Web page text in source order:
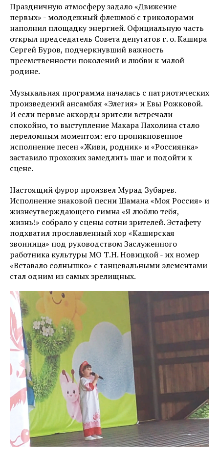
Праздничную атмосферу задало «Движение
первых» - молодежный флешмоб с триколорами
наполнил площадку энергией. Официальную часть
открыл председатель Совета депутатов г. о. Кашира
Сергей Буров, подчеркнувший важность
преемственности поколений и любви к малой
родине.
Музыкальная программа началась с патриотических
произведений ансамбля «Элегия» и Евы Рожковой.
И если первые аккорды зрители встречали
спокойно, то выступление Макара Пахолина стало
переломным моментом: его проникновенное
исполнение песен «Живи, родник» и «Россиянка»
заставило прохожих замедлить шаг и подойти к
сцене.
Настоящий фурор произвел Мурад Зубарев.
Исполнение знаковой песни Шамана «Моя Россия» и
жизнеутверждающего гимна «Я люблю тебя,
жизнь!» собрало у сцены сотни зрителей. Эстафету
подхватил прославленный хор «Каширская
звонница» под руководством Заслуженного
работника культуры МО Т.Н. Новицкой - их номер
«Вставало солнышко» с танцевальными элементами
стал одним из самых зрелищных.